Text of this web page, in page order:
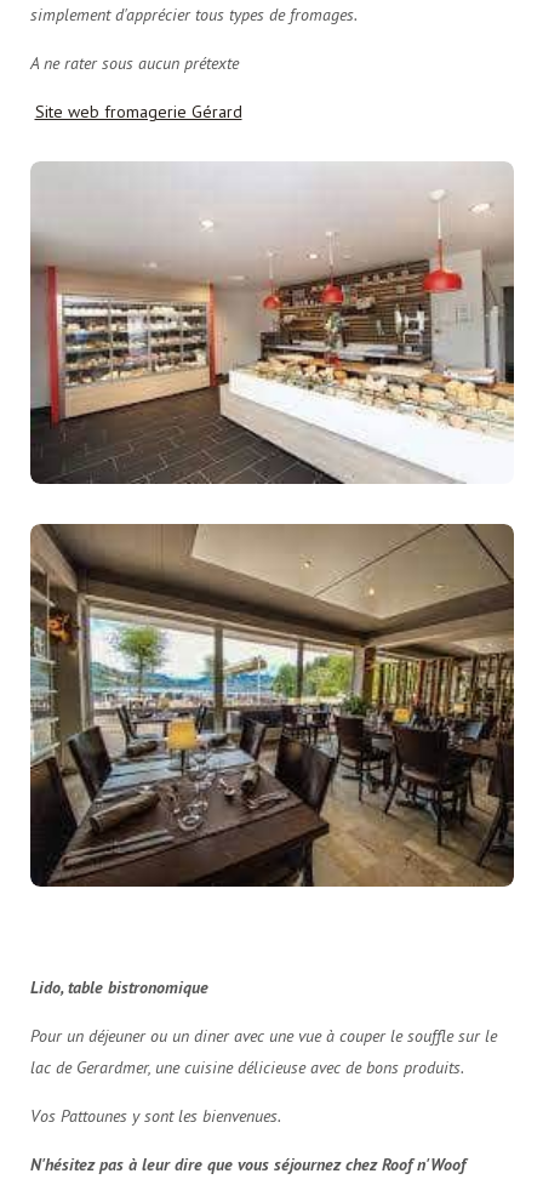
simplement d'apprécier tous types de fromages.
A ne rater sous aucun prétexte
Site web fromagerie Gérard
Lido, table bistronomique
Pour un déjeuner ou un diner avec une vue à couper le souffle sur le
lac de Gerardmer, une cuisine délicieuse avec de bons produits.
Vos Pattounes y sont les bienvenues.
N'hésitez pas à leur dire que vous séjournez chez Roof n'Woof